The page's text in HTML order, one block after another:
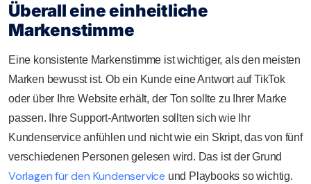
Überall eine einheitliche
Markenstimme
Eine konsistente Markenstimme ist wichtiger, als den meisten
Marken bewusst ist. Ob ein Kunde eine Antwort auf TikTok
oder über Ihre Website erhält, der Ton sollte zu Ihrer Marke
passen. Ihre Support-Antworten sollten sich wie Ihr
Kundenservice anfühlen und nicht wie ein Skript, das von fünf
verschiedenen Personen gelesen wird. Das ist der Grund
Vorlagen für den Kundenservice und Playbooks so wichtig.